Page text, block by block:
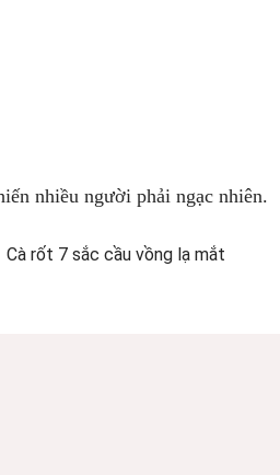
nhiều người phải ngạc nhiên.